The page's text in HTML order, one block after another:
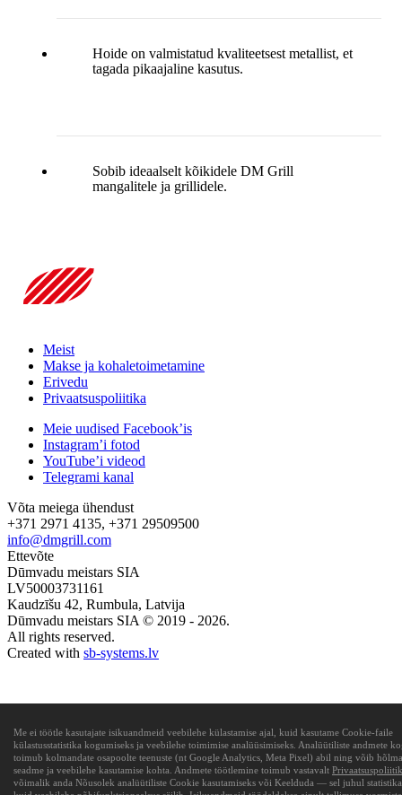
Hoide on valmistatud kvaliteetsest metallist, et
tagada pikaajaline kasutus.
Sobib ideaalselt kõikidele DM Grill
mangalitele ja grillidele.
Meist
Makse ja kohaletoimetamine
Erivedu
Privaatsuspoliitika
Meie uudised Facebook’is
Instagram’i fotod
YouTube’i videod
Telegrami kanal
Võta meiega ühendust
+371 2971 4135, +371 29509500
info@dmgrill.com
Ettevõte
Dūmvadu meistars SIA
LV50003731161
Kaudzīšu 42, Rumbula, Latvija
Dūmvadu meistars SIA © 2019 - 2026.
All rights reserved.
Created with sb-systems.lv
Me ei töötle kasutajate isikuandmeid veebilehe külastamise ajal, kuid kasutame Cookie-faile
külastusstatistika kogumiseks ja veebilehe toimimise analüüsimiseks. Analüütiliste andmete
toimub kolmandate osapoolte teenuste (nt Google Analytics, Meta Pixel) abil ning võib
seadme ja veebilehe kasutamise kohta. Andmete töötlemine toimub vastavalt
võimalik anda Nõusolek analüütiliste Cookie kasutamiseks või Keelduda — sel juhul